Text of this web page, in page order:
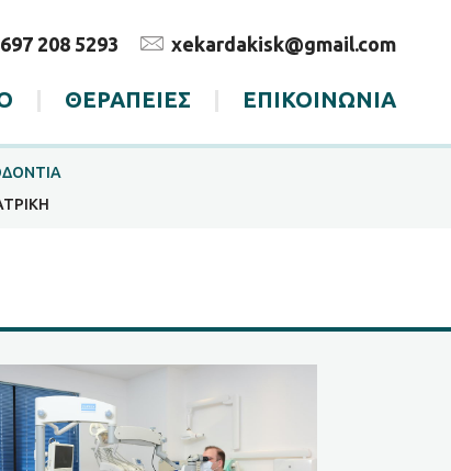
697 208 5293 xekardakisk@gmail.com
ΘΕΡΑΠΕΙΕΣ ΕΠΙΚΟΙΝΩΝΙΑ